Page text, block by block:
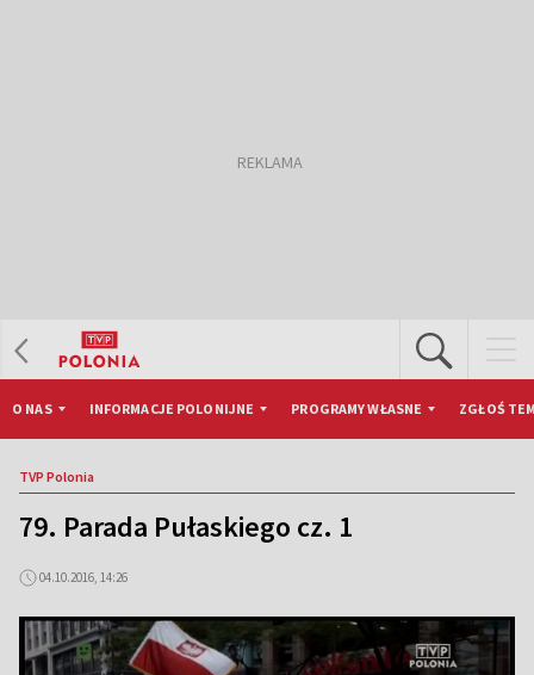
O NAS INFORMACJE POLONIJNE PROGRAMY WŁASNE ZGŁOŚ
TVP Polonia
79. Parada Pułaskiego cz. 1
04.10.2016, 14:26